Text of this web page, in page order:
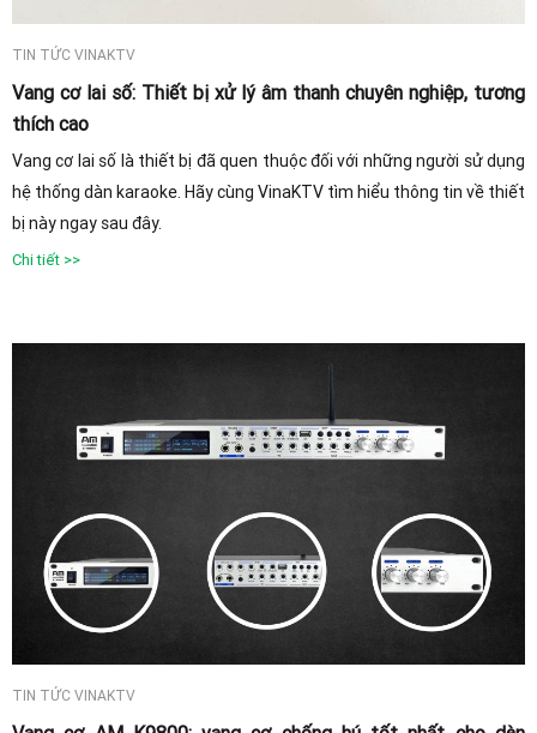
TIN TỨC VINAKTV
Vang cơ lai số: Thiết bị xử lý âm thanh chuyên nghiệp, tương
thích cao
Vang cơ lai số là thiết bị đã quen thuộc đối với những người sử dụng
hệ thống dàn karaoke. Hãy cùng VinaKTV tìm hiểu thông tin về thiết
bị này ngay sau đây.
Chi tiết >>
TIN TỨC VINAKTV